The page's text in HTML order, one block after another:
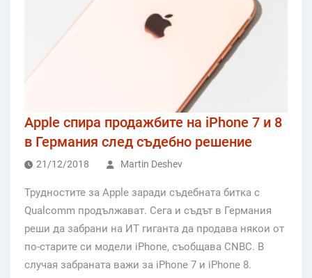
Apple спира продажбите на iPhone 7 и 8
в Германия след съдебно решение
21/12/2018 Martin Deshev
Трудностите за Apple заради съдебната битка с
Qualcomm продължават. Сега и съдът в Германия
реши да забрани на ИТ гиганта да продава някои от
по-старите си модели iPhone, съобщава CNBC. В
случая забраната важи за iPhone 7 и iPhone 8.